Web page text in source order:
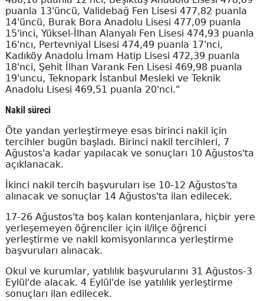
puanla 13'üncü, Validebağ Fen Lisesi 477,82 puanla
14'üncü, Burak Bora Anadolu Lisesi 477,09 puanla
15'inci, Yüksel-İlhan Alanyalı Fen Lisesi 474,93 puanla
16'ncı, Pertevniyal Lisesi 474,49 puanla 17'nci,
Kadıköy Anadolu İmam Hatip Lisesi 472,39 puanla
18'nci, Şehit İlhan Varank Fen Lisesi 469,98 puanla
19'uncu, Teknopark İstanbul Mesleki ve Teknik
Anadolu Lisesi 469,51 puanla 20'nci."
Nakil süreci
Öte yandan yerleştirmeye esas birinci nakil için
tercihler bugün başladı. Birinci nakil tercihleri, 7
Ağustos'a kadar yapılacak ve sonuçları 10 Ağustos'ta
açıklanacak.
İkinci nakil tercih başvuruları ise 10-12 Ağustos'ta
alınacak ve sonuçlar 14 Ağustos'ta ilan edilecek.
17-26 Ağustos'ta boş kalan kontenjanlara, hiçbir yere
yerleşemeyen öğrenciler için il/ilçe öğrenci
yerleştirme ve nakil komisyonlarınca yerleştirme
başvuruları alınacak.
Okul ve kurumlar, yatılılık başvurularını 31 Ağustos-3
Eylül'de alacak. 4 Eylül'de ise yatılılık yerleştirme
sonuçları ilan edilecek.